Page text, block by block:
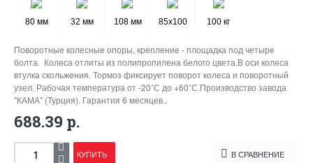
80 мм 32 мм 108 мм 85x100 100 кг
Поворотные колесные опоры, крепление - площадка под четыре
болта. Колеса отлиты из полипропилена белого цвета.В оси колеса
втулка скольжения. Тормоз фиксирует поворот колеса и поворотный
узел. Рабочая температура от -20˚С до +60˚С.Производство завода
"КАМА" (Турция). Гарантия 6 месяцев..
688.39 р.
КУПИТЬ В СРАВНЕНИЕ